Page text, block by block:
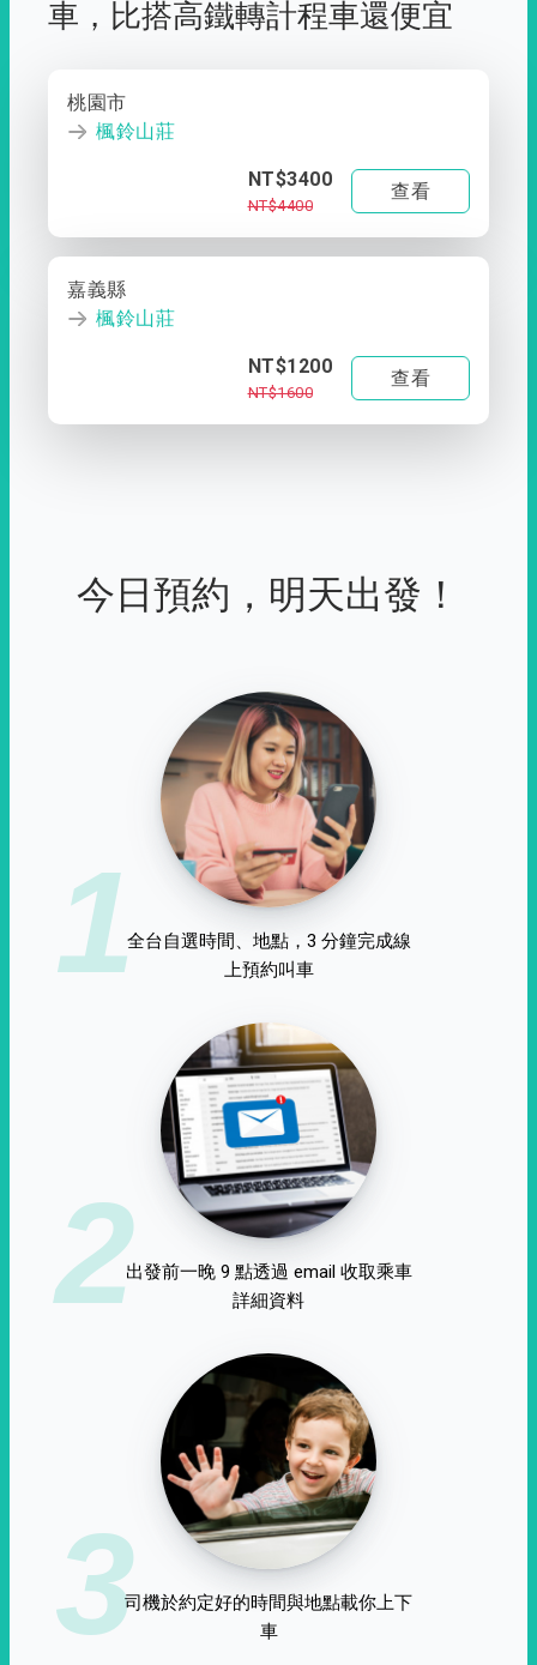
車， 比搭高鐵轉計程車還便宜
桃園市
楓鈴山莊
NT$3400
NT$4400
查看
嘉義縣
楓鈴山莊
NT$1200
NT$1600
查看
今日預約，明天出發！
1全台自選時間、地點，3 分鐘完成線
上預約叫車
2出發前一晚 9 點透過 email 收取乘車
詳細資料
3司機於約定好的時間與地點載你上下
車